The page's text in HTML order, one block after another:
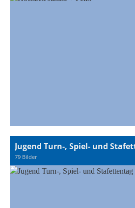
Jugend Turn-, Spiel- und
79 Bilder